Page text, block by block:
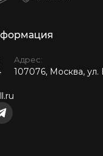
Адрес:
107076, Москва, ул.